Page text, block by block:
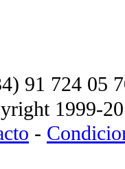
91 724 05
1999-
-